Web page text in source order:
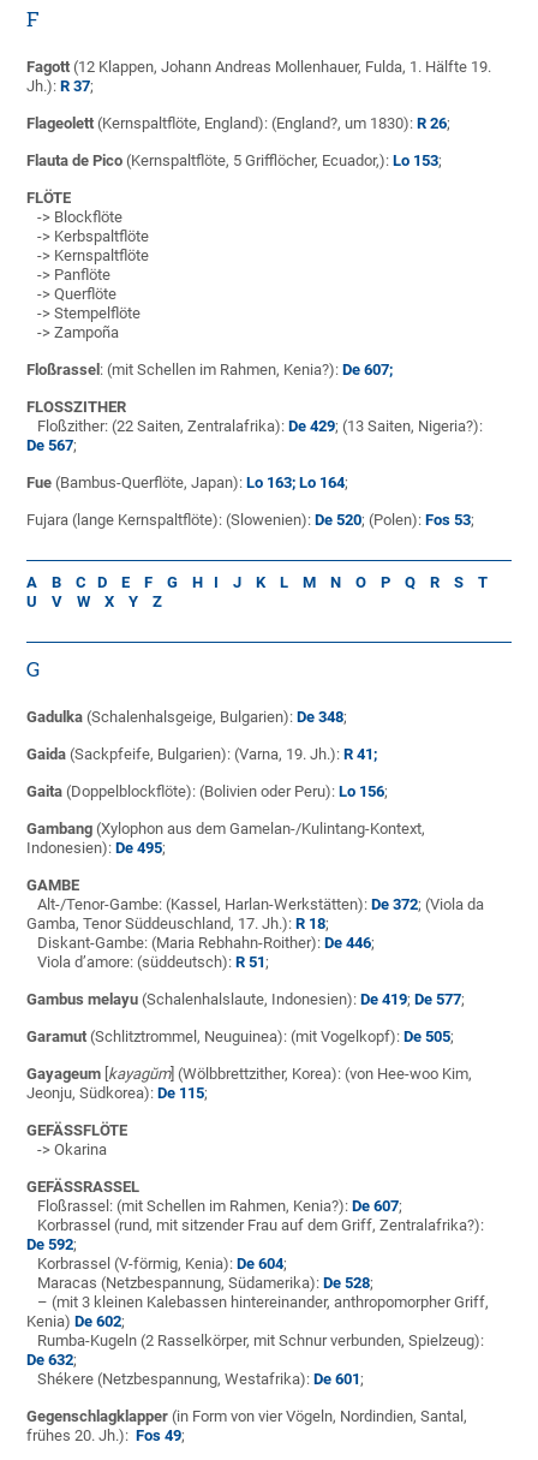
F
Fagott (12 Klappen, Johann Andreas Mollenhauer, Fulda, 1. Hälfte 19.
Jh.):R 37;
Flageolett (Kernspaltflöte, England): (England?, um 1830):R 26;
Flauta de Pico (Kernspaltflöte, 5 Grifflöcher, Ecuador,):Lo 153;
FLÖTE
-> Blockflöte
-> Kerbspaltflöte
-> Kernspaltflöte
-> Panflöte
-> Querflöte
-> Stempelflöte
-> Zampoña
Floßrassel : (mit Schellen im Rahmen, Kenia?):De 607;
FLOSSZITHER
Floßzither: (22 Saiten, Zentralafrika):De 429; (13 Saiten, Nigeria?):
De 567;
Fue (Bambus-Querflöte, Japan):Lo 163; Lo 164;
Fujara (lange Kernspaltflöte): (Slowenien):De 520; (Polen):Fos 53;
A B C D E F G H I J K L M N O P Q R S
T
U
V W X Y Z
G
Gadulka (Schalenhalsgeige, Bulgarien):De 348;
Gaida (Sackpfeife, Bulgarien): (Varna, 19. Jh.):R 41;
Gaita (Doppelblockflöte): (Bolivien oder Peru):Lo 156;
Gambang (Xylophon aus dem Gamelan-/Kulintang-Kontext,
Indonesien):De 495;
GAMBE
Alt-/Tenor-Gambe: (Kassel, Harlan-Werkstätten):De 372; (Viola da
Gamba, Tenor Süddeuschland, 17. Jh.):R 18;
Diskant-Gambe: (Maria Rebhahn-Roither):De 446;
Viola d’amore: (süddeutsch):R 51;
Gambus melayu (Schalenhalslaute, Indonesien):De 419;De 577;
Garamut (Schlitztrommel, Neuguinea): (mit Vogelkopf):De 505;
Gayageum kayagŭm] (Wölbbrettzither, Korea): (von Hee-woo Kim,
Jeonju, Südkorea):De 115;
GEFÄSSFLÖTE
-> Okarina
GEFÄSSRASSEL
Floßrassel: (mit Schellen im Rahmen, Kenia?):De 607;
Korbrassel (rund, mit sitzender Frau auf dem Griff, Zentralafrika?):
De 592;
Korbrassel (V-förmig, Kenia):De 604;
Maracas (Netzbespannung, Südamerika):De 528;
– (mit 3 kleinen Kalebassen hintereinander, anthropomorpher Griff,
Kenia)De 602;
Rumba-Kugeln (2 Rasselkörper, mit Schnur verbunden, Spielzeug):
De 632;
Shékere (Netzbespannung, Westafrika):De 601;
Gegenschlagklapper (in Form von vier Vögeln, Nordindien, Santal,
frühes 20. Jh.):Fos 49;